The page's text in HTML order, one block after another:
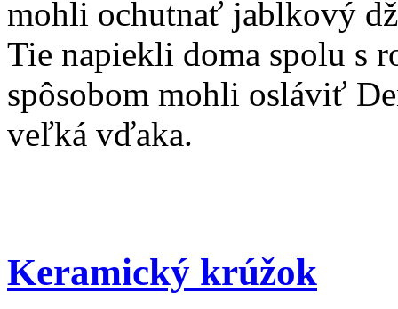
mohli ochutnať jablkový
Tie napiekli doma spolu s
spôsobom mohli osláviť
veľká vďaka.
Keramický krúžok